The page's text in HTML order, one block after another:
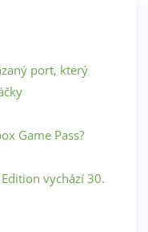
port, který
Game Pass?
vychází 30.